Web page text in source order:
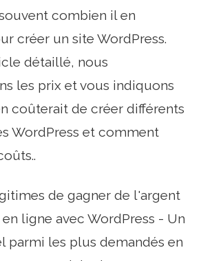
combien il en
créer un site WordPress.
détaillé, nous
les prix et vous indiquons
coûterait de créer différents
WordPress et comment
de gagner de l'argent
ligne avec WordPress - Un
parmi les plus demandés en